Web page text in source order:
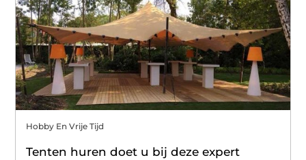
Hobby En Vrije Tijd
Tenten huren doet u bij deze expert